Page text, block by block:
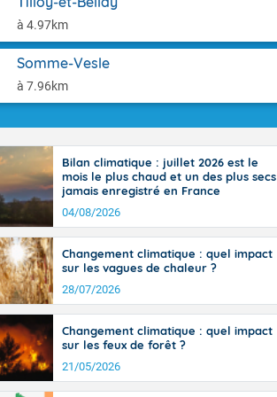
à 4.97km
Somme-Vesle
à 7.96km
l'après-
14
il fait
30 à 35
Bilan climatique : juillet 2026 est le
mois le plus chaud et un des plus secs
jamais enregistré en France
04/08/2026
Changement climatique : quel impact
sur les vagues de chaleur ?
28/07/2026
Changement climatique : quel impact
sur les feux de forêt ?
21/05/2026